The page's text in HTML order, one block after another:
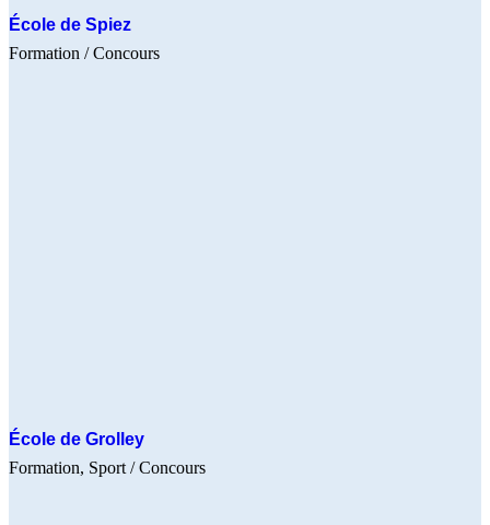
École de Spiez
Formation / Concours
École de Grolley
Formation Sport / Concours